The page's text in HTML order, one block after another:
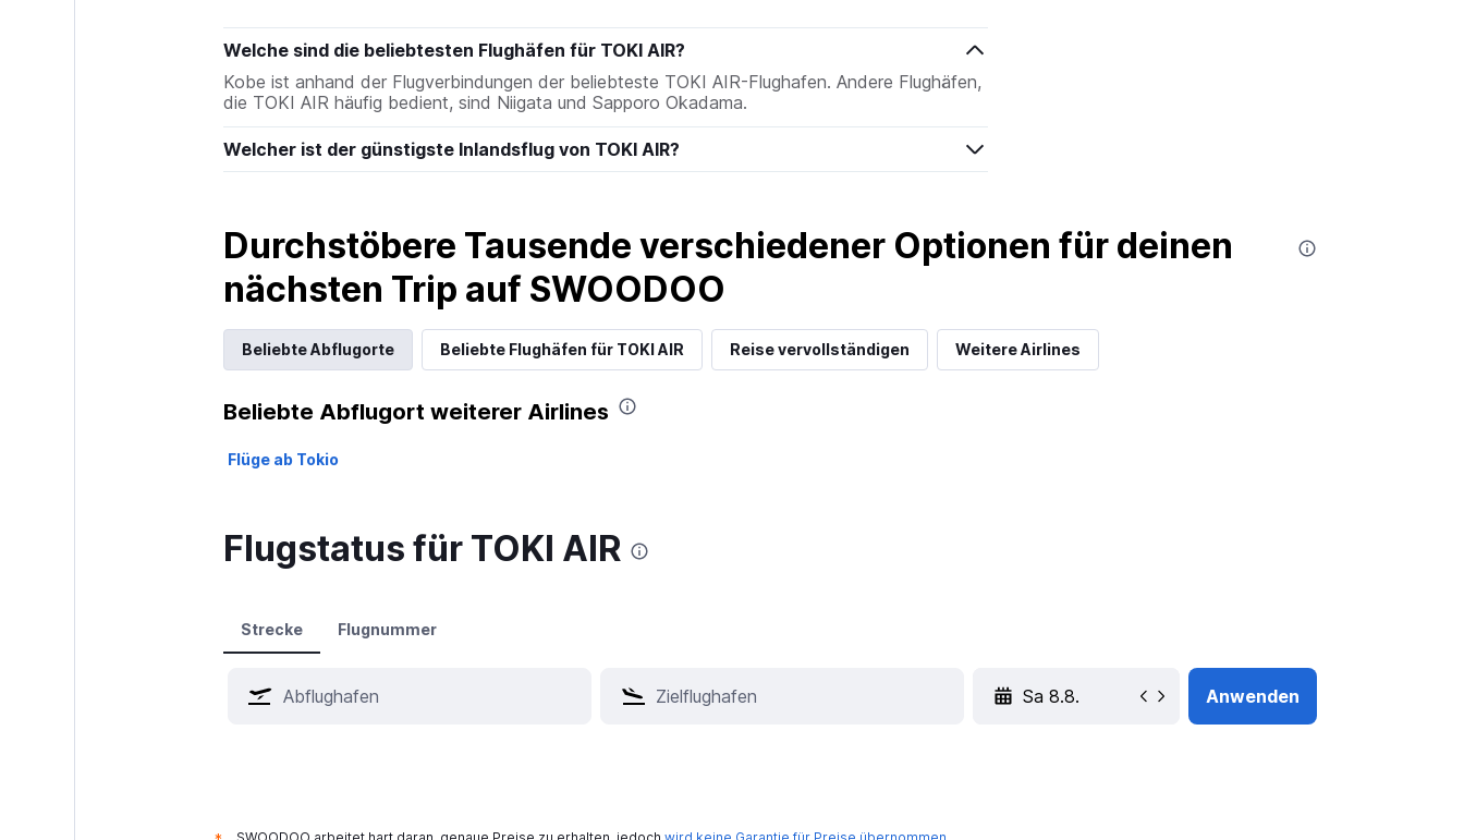
Welche sind die beliebtesten Flughäfen für TOKI AIR?
Kobe ist anhand der Flugverbindungen der beliebteste TOKI AIR-Flughafen. Andere Flughäfen,
die TOKI AIR häufig bedient, sind Niigata und Sapporo Okadama.
Welcher ist der günstigste Inlandsflug von TOKI AIR?
Durchstöbere Tausende verschiedener Optionen für deinen
nächsten Trip auf SWOODOO
Beliebte Abflugorte Beliebte Flughäfen für TOKI AIR Reise vervollständigen Weitere Airlines
Beliebte Abflugort weiterer Airlines
Flüge ab Tokio
Flugstatus für TOKI AIR
Strecke Flugnummer
Anwenden
SWOODOO arbeitet hart daran, genaue Preise zu erhalten, jedoch wird keine Garantie für Preise übernommen